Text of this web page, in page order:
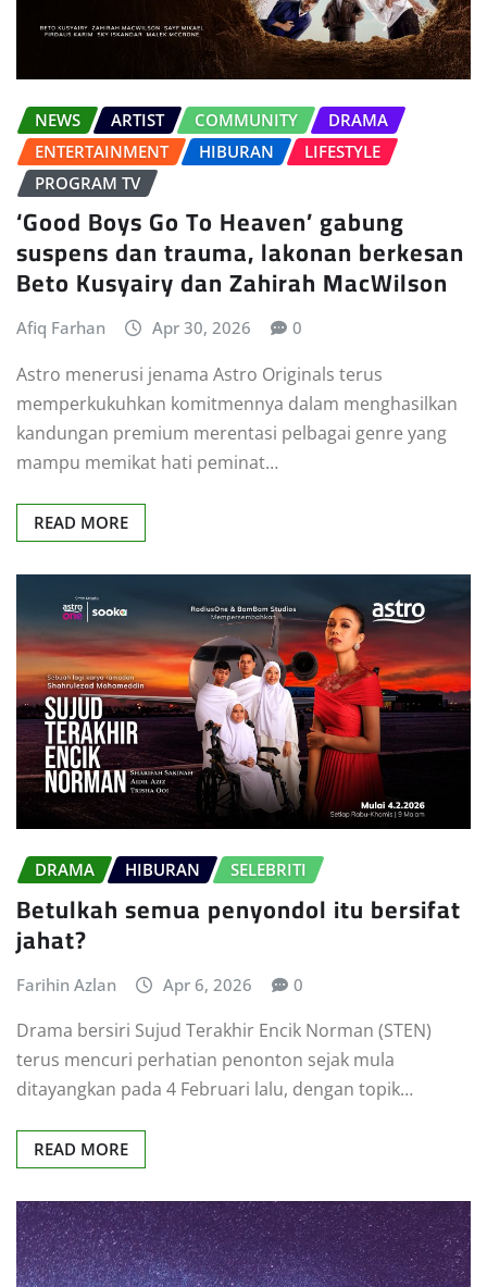
NEWS ARTIST COMMUNITY
DRAMA
ENTERTAINMENT
HIBURAN
LIFESTYLE
PROGRAM TV
‘Good Boys Go To Heaven’ gabung
suspens dan trauma, lakonan berkesan
Beto Kusyairy dan Zahirah MacWilson
Afiq Farhan Apr 30, 2026 0
Astro menerusi jenama Astro Originals terus
memperkukuhkan komitmennya dalam menghasilkan
kandungan premium merentasi pelbagai genre yang
mampu memikat hati peminat…
READ MORE
DRAMA HIBURAN SELEBRITI
Betulkah semua penyondol itu bersifat
jahat?
Farihin Azlan Apr 6, 2026 0
Drama bersiri Sujud Terakhir Encik Norman (STEN)
terus mencuri perhatian penonton sejak mula
ditayangkan pada 4 Februari lalu, dengan topik…
READ MORE